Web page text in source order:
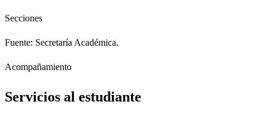
Secciones
Fuente: Secretaría Académica.
Acompañamiento
Servicios al estudiante